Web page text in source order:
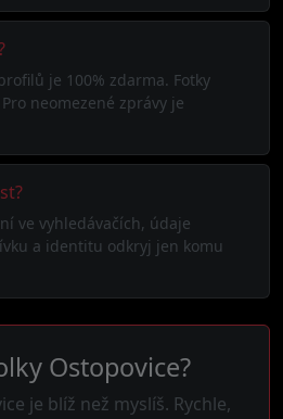
je 100% zdarma. Fotky
neomezené zprávy je
ve vyhledávačích, údaje
a identitu odkryj jen komu
Ostopovice?
je blíž než myslíš. Rychle,